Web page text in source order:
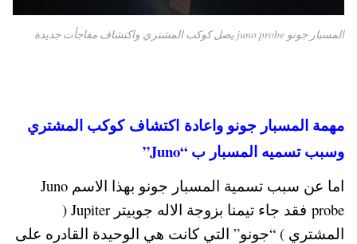
المسبار جونو juno probe‬‏ يصل كوكب المشتري واكتشاف مفاجأت جديدة
مهمة المسبار جونو واعادة اكتشاف كوكب المشتري
وسبب تسميه المسبار ب “Juno”
اما عن سبب تسمية المسبار جونو بهذا الاسم Juno
probe فقد جاء تيمنا بزوجة الاله جوبيتر Jupiter (
المشتري ) “جونو” التي كانت هي الوحيدة القادره على